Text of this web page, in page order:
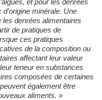
minérale. Une
denrées alimentaires
de pratiques de
ces pratiques
de la composition ou
affectant leur valeur
teneur en substances
composées de certaines
également être
aliments. »